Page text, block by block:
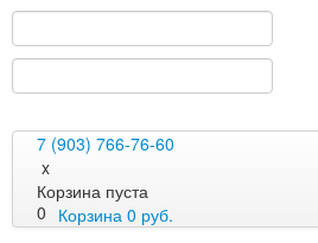
7 (903) 766-76-60
x
Корзина пуста
0 Корзина 0 руб.